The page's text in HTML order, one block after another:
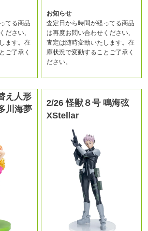
てる商品
ださい。
ます。在
ご了承く
お知らせ
査定日から時間が経ってる商品
は再度お問い合わせください。
査定は随時変動いたします。在
庫状況で変動することご了承く
ださい。
え人形
川海夢
2/26 怪獣８号 鳴海弦
XStellar